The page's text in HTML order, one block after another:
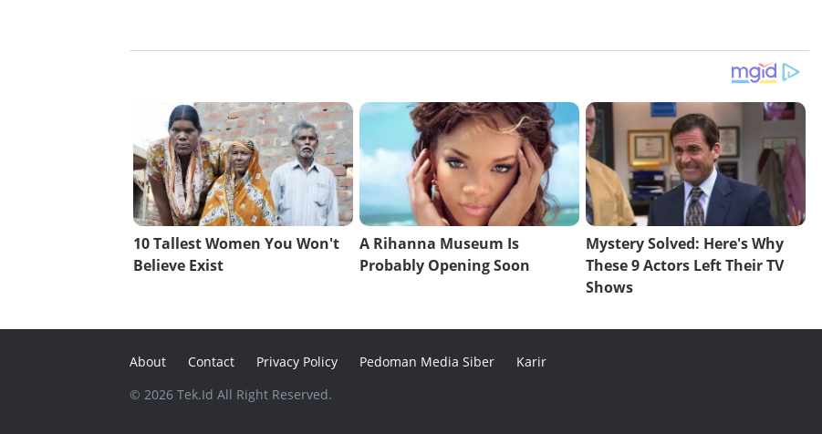
About Contact Privacy Policy Pedoman Media Siber
Karir
© 2026 Tek.Id All Right Reserved.